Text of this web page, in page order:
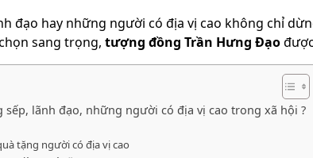
đạo hay những người có địa vị cao không chỉ
sang trọng, tượng đồng Trần Hưng Đạo
lãnh đạo, những người có địa vị cao trong xã hội ?
tặng người có địa vị cao